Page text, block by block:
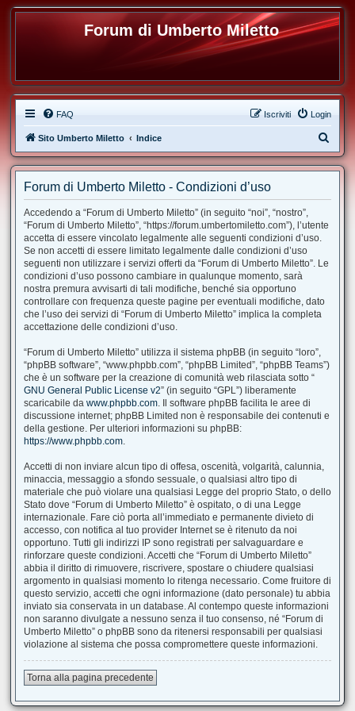
Forum di Umberto Miletto
FAQ Login
Iscriviti
Sito Umberto Miletto Indice
e
Forum di Umberto Miletto - Condizioni d’uso
Accedendo a “Forum di Umberto Miletto” (in seguito “noi”, “nostro”,
“Forum di Umberto Miletto”, “https://forum.umbertomiletto.com”), l’utente
accetta di essere vincolato legalmente alle seguenti condizioni d’uso.
Se non accetti di essere limitato legalmente dalle condizioni d’uso
seguenti non utilizzare i servizi offerti da “Forum di Umberto Miletto”. Le
condizioni d’uso possono cambiare in qualunque momento, sarà
nostra premura avvisarti di tali modifiche, benché sia opportuno
controllare con frequenza queste pagine per eventuali modifiche, dato
che l’uso dei servizi di “Forum di Umberto Miletto” implica la completa
accettazione delle condizioni d’uso.
“Forum di Umberto Miletto” utilizza il sistema phpBB (in seguito “loro”,
“phpBB software”, “www.phpbb.com”, “phpBB Limited”, “phpBB Teams”)
che è un software per la creazione di comunità web rilasciata sotto “
GNU General Public License v2” (in seguito “GPL”) liberamente
scaricabile da www.phpbb.com. Il software phpBB facilita le aree di
discussione internet; phpBB Limited non è responsabile dei contenuti e
della gestione. Per ulteriori informazioni su phpBB:
https://www.phpbb.com.
Accetti di non inviare alcun tipo di offesa, oscenità, volgarità, calunnia,
minaccia, messaggio a sfondo sessuale, o qualsiasi altro tipo di
materiale che può violare una qualsiasi Legge del proprio Stato, o dello
Stato dove “Forum di Umberto Miletto” è ospitato, o di una Legge
internazionale. Fare ciò porta all’immediato e permanente divieto di
accesso, con notifica al tuo provider Internet se è ritenuto da noi
opportuno. Tutti gli indirizzi IP sono registrati per salvaguardare e
rinforzare queste condizioni. Accetti che “Forum di Umberto Miletto”
abbia il diritto di rimuovere, riscrivere, spostare o chiudere qualsiasi
argomento in qualsiasi momento lo ritenga necessario. Come fruitore di
questo servizio, accetti che ogni informazione (dato personale) tu abbia
inviato sia conservata in un database. Al contempo queste informazioni
non saranno divulgate a nessuno senza il tuo consenso, né “Forum di
Umberto Miletto” o phpBB sono da ritenersi responsabili per qualsiasi
violazione al sistema che possa compromettere queste informazioni.
Torna alla pagina precedente